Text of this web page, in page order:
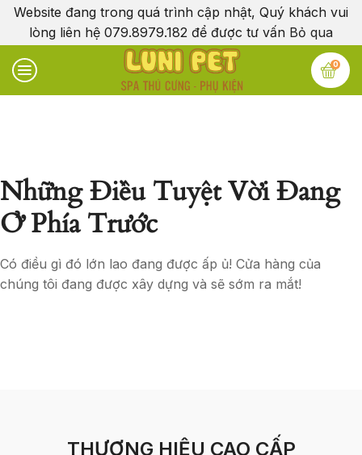
Website đang trong quá trình cập nhật, Quý khách vui
lòng liên hệ 079.8979.182 để được tư vấn Bỏ qua
0
Những Điều Tuyệt Vời Đang
Ở Phía Trước
Có điều gì đó lớn lao đang được ấp ủ! Cửa hàng của
chúng tôi đang được xây dựng và sẽ sớm ra mắt!
THƯƠNG HIỆU CAO CẤP